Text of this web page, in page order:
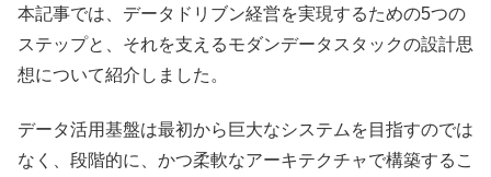
本記事では、データドリブン経営を実現するための5つの
ステップと、それを支えるモダンデータスタックの設計思
想について紹介しました。
データ活用基盤は最初から巨大なシステムを目指すのでは
なく、段階的に、かつ柔軟なアーキテクチャで構築するこ